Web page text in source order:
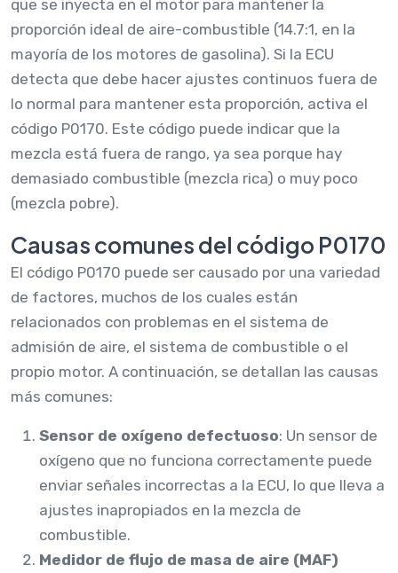
que se inyecta en el motor para mantener la
proporción ideal de aire-combustible (14.7:1, en la
mayoría de los motores de gasolina). Si la ECU
detecta que debe hacer ajustes continuos fuera de
lo normal para mantener esta proporción, activa el
código P0170. Este código puede indicar que la
mezcla está fuera de rango, ya sea porque hay
demasiado combustible (mezcla rica) o muy poco
(mezcla pobre).
Causas comunes del código P0170
El código P0170 puede ser causado por una variedad
de factores, muchos de los cuales están
relacionados con problemas en el sistema de
admisión de aire, el sistema de combustible o el
propio motor. A continuación, se detallan las causas
más comunes:
Sensor de oxígeno defectuoso: Un sensor de
oxígeno que no funciona correctamente puede
enviar señales incorrectas a la ECU, lo que lleva a
ajustes inapropiados en la mezcla de
combustible.
Medidor de flujo de masa de aire (MAF)